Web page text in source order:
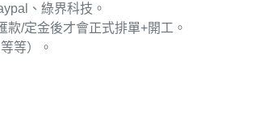
、綠界科技。
/定金後才會正式排單+開工。
等）。